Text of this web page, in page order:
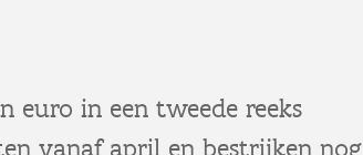
euro in een tweede reeks
vanaf april en bestrijken nog